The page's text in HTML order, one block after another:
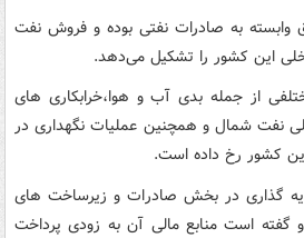
وابسته به صادرات نفتی بوده و فروش نفت
این کشور را تشکیل می‌دهد.
از جمله بدی آب و هوا،خرابکاری های
نفت شمال و همچنین عملیات نگهداری در
کشور رخ داده است.
گذاری‌ در بخش صادرات و زیرساخت های
گفته است منابع مالی آن به زودی پرداخت